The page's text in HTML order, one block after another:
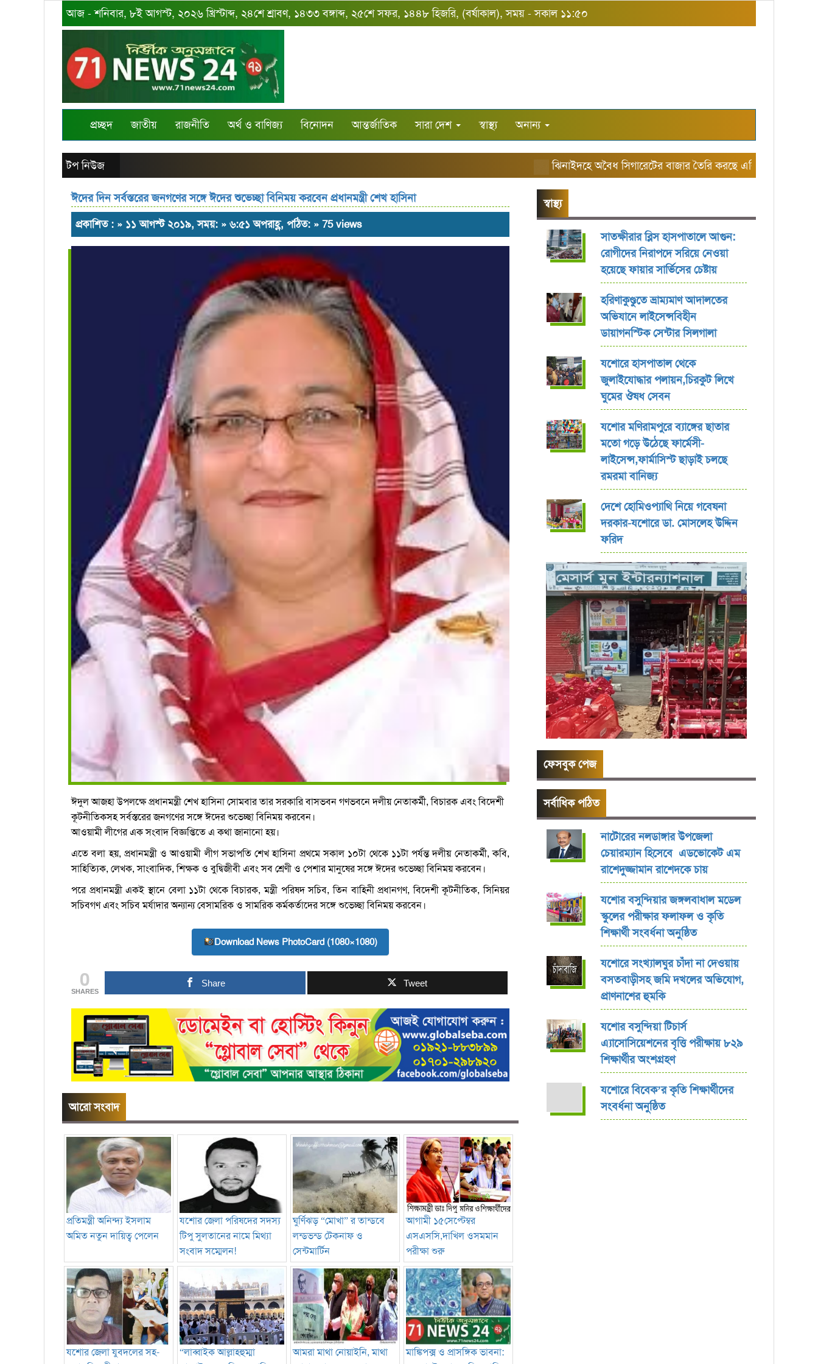
আজ - শনিবার, ৮ই আগস্ট, ২০২৬ খ্রিস্টাব্দ, ২৪শে শ্রাবণ, ১৪৩৩ বঙ্গাব্দ, ২৫শে সফর, ১৪৪৮ হিজরি, (বর্ষাকাল), সময় - সকাল ১১:৫০
প্রচ্ছদ জাতীয় রাজনীতি অর্থ ও বাণিজ্য বিনোদন আন্তর্জাতিক সারা দেশ স্বাস্থ্য অনান্য
টপ নিউজ ঝিনাইদহে অবৈধ সিগারেটের বাজার তৈরি করছে এরিয়া ম্যানেজার
ঈদের দিন সর্বস্তরের জনগণের সঙ্গে ঈদের শুভেচ্ছা বিনিময় করবেন প্রধানমন্ত্রী শেখ হাসিনা
প্রকাশিত : » ১১ আগস্ট ২০১৯, সময়: » ৬:৫১ অপরাহ্ণ, পঠিত: » 75 views
ঈদুল আজহা উপলক্ষে প্রধানমন্ত্রী শেখ হাসিনা সোমবার তার সরকারি বাসভবন গণভবনে দলীয় নেতাকর্মী, বিচারক এবং বিদেশী
কূটনীতিকসহ সর্বস্তরের জনগণের সঙ্গে ঈদের শুভেচ্ছা বিনিময় করবেন।
আওয়ামী লীগের এক সংবাদ বিজ্ঞপ্তিতে এ কথা জানানো হয়।
এতে বলা হয়, প্রধানমন্ত্রী ও আওয়ামী লীগ সভাপতি শেখ হাসিনা প্রথমে সকাল ১০টা থেকে ১১টা পর্যন্ত দলীয় নেতাকর্মী, কবি,
সাহিত্যিক, লেখক, সাংবাদিক, শিক্ষক ও বুদ্বিজীবী এবং সব শ্রেণী ও পেশার মানুষের সঙ্গে ঈদের শুভেচ্ছা বিনিময় করবেন।
পরে প্রধানমন্ত্রী একই স্থানে বেলা ১১টা থেকে বিচারক, মন্ত্রী পরিষদ সচিব, তিন বাহিনী প্রধানগণ, বিদেশী কূটনীতিক, সিনিয়র
সচিবগণ এবং সচিব মর্যাদার অন্যান্য বেসামরিক ও সামরিক কর্মকর্তাদের সঙ্গে শুভেচ্ছা বিনিময় করবেন।
Download News PhotoCard (1080×1080)
0
SHARES
Share Tweet
আরো সংবাদ
প্রতিমন্ত্রী অনিন্দ্য ইসলাম
অমিত নতুন দায়িত্ব পেলেন
যশোর জেলা পরিষদের সদস্য
টিপু সুলতানের নামে মিথ্যা
সংবাদ সম্মেলন!
ঘুর্ণিঝড় “মোখা” র তান্ডবে
লন্ডভন্ড টেকনাফ ও
সেন্টমার্টিন
আগামী ১৫সেপ্টেম্বর
এসএসসি,দাখিল ওসমমান
পরীক্ষা শুরু
যশোর জেলা যুবদলের সহ-
“লাব্বাইক আল্লাহহুম্মা
আমরা মাথা নোয়াইনি, মাথা
মাঙ্কিপক্স ও প্রাসঙ্গিক ভাবনা:
স্বাস্থ্য
সাতক্ষীরার ব্লিস হাসপাতালে আগুন:
রোগীদের নিরাপদে সরিয়ে নেওয়া
হয়েছে ফায়ার সার্ভিসের চেষ্টায়
হরিণাকুণ্ডুতে ভ্রাম্যমাণ আদালতের
অভিযানে লাইসেন্সবিহীন
ডায়াগনস্টিক সেন্টার সিলগালা
যশোরে হাসপাতাল থেকে
জুলাইযোদ্ধার পলায়ন,চিরকুট লিখে
ঘুমের ঔষধ সেবন
যশোর ‎মণিরামপুরে ব্যাঙ্গের ছাতার
মতো গড়ে উঠেছে ফার্মেসী-
লাইসেন্স,ফার্মাসিস্ট ছাড়াই চলছে
রমরমা বানিজ্য ‎
দেশে হোমিওপ্যাথি নিয়ে গবেষনা
দরকার-যশোরে ডা. মোসলেহ উদ্দিন
ফরিদ
ফেসবুক পেজ
সর্বাধিক পঠিত
নাটোরের নলডাঙ্গার উপজেলা
চেয়ারম্যান হিসেবে এডভোকেট এম
রাশেদুজ্জামান রাশেদকে চায়
যশোর বসুন্দিয়ার জঙ্গলবাধাল মডেল
স্কুলের পরীক্ষার ফলাফল ও কৃতি
শিক্ষার্থী সংবর্ধনা অনুষ্ঠিত
যশোরে সংখ্যালঘুর চাঁদা না দেওয়ায়
বসতবাড়ীসহ জমি দখলের অভিযোগ,
প্রাণনাশের হুমকি
যশোর বসুন্দিয়া টিচার্স
এ্যাসোসিয়েশনের বৃত্তি পরীক্ষায় ৮২৯
শিক্ষার্থীর অংশগ্রহণ
যশোরে বিবেক’র কৃতি শিক্ষার্থীদের
সংবর্ধনা অনুষ্ঠিত